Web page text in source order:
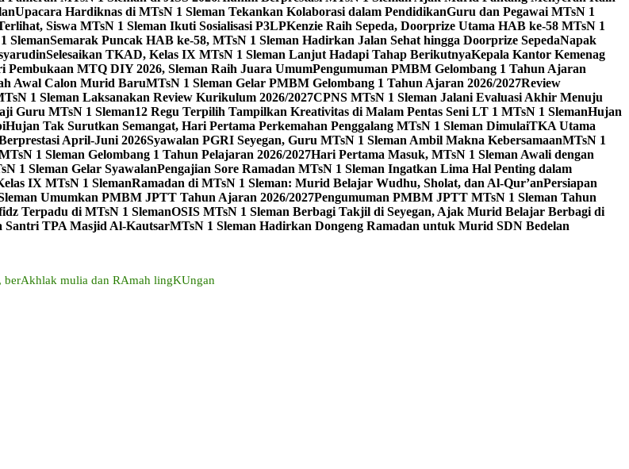
Upacara Hardiknas di MTsN 1 Sleman Tekankan Kolaborasi dalam PendidikanGuru dan Pegawai MTsN 1
Siswa MTsN 1 Sleman Ikuti Sosialisasi P3LPKenzie Raih Sepeda, Doorprize Utama HAB ke-58 MTsN 1
SlemanSemarak Puncak HAB ke-58, MTsN 1 Sleman Hadirkan Jalan Sehat hingga Doorprize SepedaNapak
Selesaikan TKAD, Kelas IX MTsN 1 Sleman Lanjut Hadapi Tahap BerikutnyaKepala Kantor Kemenag
Pembukaan MTQ DIY 2026, Sleman Raih Juara UmumPengumuman PMBM Gelombang 1 Tahun Ajaran
Awal Calon Murid BaruMTsN 1 Sleman Gelar PMBM Gelombang 1 Tahun Ajaran 2026/2027Review
1 Sleman Laksanakan Review Kurikulum 2026/2027CPNS MTsN 1 Sleman Jalani Evaluasi Akhir Menuju
Guru MTsN 1 Sleman12 Regu Terpilih Tampilkan Kreativitas di Malam Pentas Seni LT 1 MTsN 1 SlemanHujan
Hujan Tak Surutkan Semangat, Hari Pertama Perkemahan Penggalang MTsN 1 Sleman DimulaiTKA Utama
April-Juni 2026Syawalan PGRI Seyegan, Guru MTsN 1 Sleman Ambil Makna KebersamaanMTsN 1
1 Sleman Gelombang 1 Tahun Pelajaran 2026/2027Hari Pertama Masuk, MTsN 1 Sleman Awali dengan
1 Sleman Gelar SyawalanPengajian Sore Ramadan MTsN 1 Sleman Ingatkan Lima Hal Penting dalam
IX MTsN 1 SlemanRamadan di MTsN 1 Sleman: Murid Belajar Wudhu, Sholat, dan Al-Qur’anPersiapan
Umumkan PMBM JPTT Tahun Ajaran 2026/2027Pengumuman PMBM JPTT MTsN 1 Sleman Tahun
Terpadu di MTsN 1 SlemanOSIS MTsN 1 Sleman Berbagi Takjil di Seyegan, Ajak Murid Belajar Berbagi di
Santri TPA Masjid Al-KautsarMTsN 1 Sleman Hadirkan Dongeng Ramadan untuk Murid SDN Bedelan
mulia dan RAmah lingKUngan